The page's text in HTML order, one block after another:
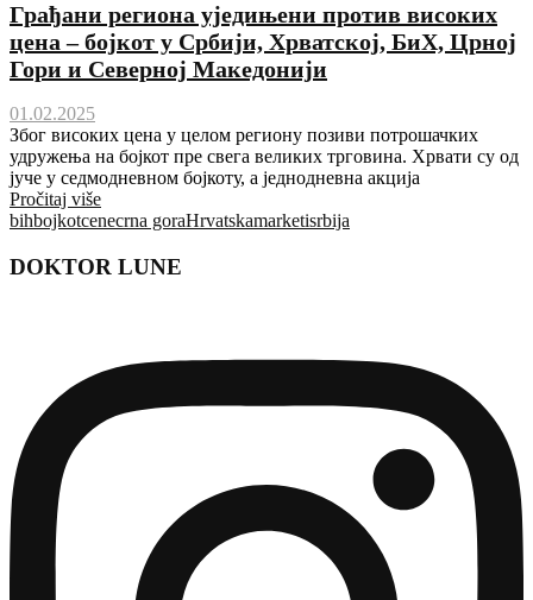
Грађани региона уједињени против високих
цена – бојкот у Србији, Хрватској, БиХ, Црној
Гори и Северној Македонији
01.02.2025
Због високих цена у целом региону позиви потрошачких
удружења на бојкот пре свега великих трговина. Хрвати су од
јуче у седмодневном бојкоту, а једнодневна акција
Pročitaj više
bihbojkotcenecrna goraHrvatskamarketisrbija
DOKTOR LUNE